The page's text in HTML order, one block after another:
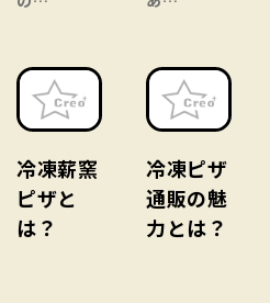
冷凍薪窯
ピザと
は？
冷凍ピザ
通販の魅
力とは？